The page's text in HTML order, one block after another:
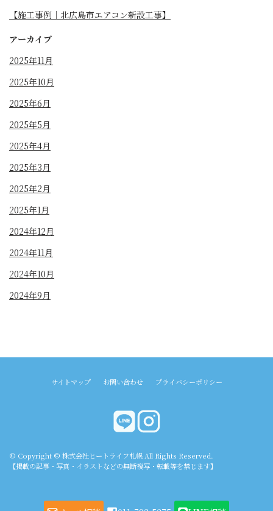
【施工事例｜北広島市エアコン新設工事】
アーカイブ
2025年11月
2025年10月
2025年6月
2025年5月
2025年4月
2025年3月
2025年2月
2025年1月
2024年12月
2024年11月
2024年10月
2024年9月
サイトマップ お問い合わせ プライバシーポリシー
© Copyright © 株式会社ヒートライフ札幌 All Rights Reserved.
【掲載の記事・写真・イラストなどの無断複写・転載等を禁じます】